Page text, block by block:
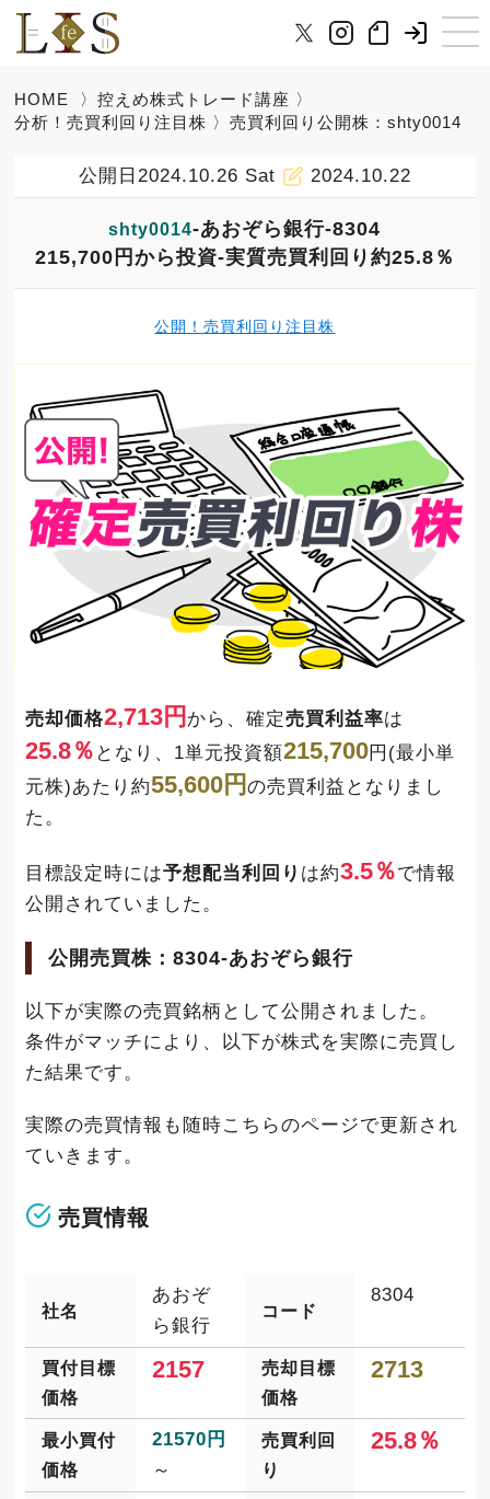
HOME 〉控えめ株式トレード講座 〉
分析！売買利回り注目株 〉売買利回り公開株：shty0014
公開日2024.10.26 Sat 2024.10.22
shty0014-あおぞら銀行-8304
215,700円から投資-実質売買利回り約25.8％
公開！売買利回り注目株
売却価格2,713円 から、確定売買利益率は
25.8％ となり、1単元投資額215,700円(最小単
元株)あたり約55,600円の売買利益となりまし
た。
目標設定時には予想配当利回り は約3.5％で情報
公開されていました。
公開売買株：8304-あおぞら銀行
以下が実際の売買銘柄として公開されました。
条件がマッチにより、以下が株式を実際に売買し
た結果です。
実際の売買情報も随時こちらのページで更新され
ていきます。
売買情報
社名
あおぞ
ら銀行
コード
8304
買付目標
価格
2157
売却目標
価格
2713
最小買付
価格
21570円
～
売買利回
り
25.8％